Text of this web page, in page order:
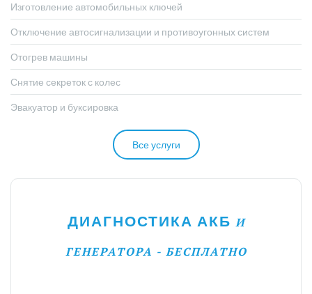
Изготовление автомобильных ключей
Отключение автосигнализации и противоугонных систем
Отогрев машины
Снятие секреток с колес
Эвакуатор и буксировка
Все услуги
ДИАГНОСТИКА АКБ И
ГЕНЕРАТОРА - БЕСПЛАТНО